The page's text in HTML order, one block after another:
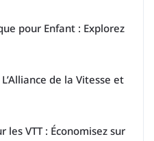
pour Enfant : Explorez
de la Vitesse et
VTT : Économisez sur